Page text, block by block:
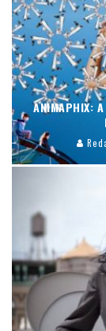
ANIMAPHIX: